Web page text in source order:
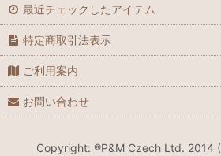
最近チェックしたアイテム
特定商取引法表示
ご利用案内
お問い合わせ
Copyright: ®P&M Czech Ltd. 2014 (